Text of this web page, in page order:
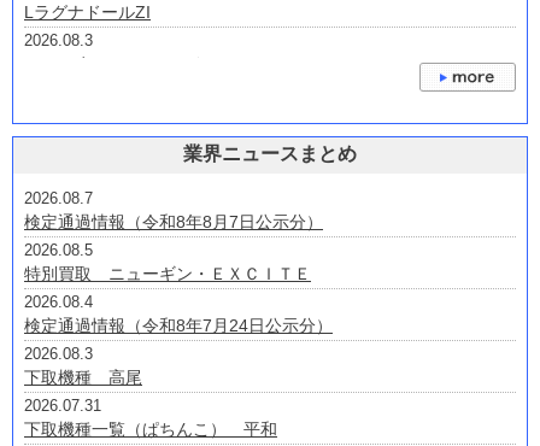
LラグナドールZI
2026.08.3
eノーゲーム・ノーライフV2B
2026.07.30
Lゴジラ対エヴァンゲリオン2S
2026.07.24
P大海物語4スペシャルプラスRCA
2026.07.24
P大海物語5スペシャルALTA2
業界ニュースまとめ
2026.08.7
検定通過情報（令和8年8月7日公示分）
2026.08.5
特別買取 ニューギン・ＥＸＣＩＴＥ
2026.08.4
検定通過情報（令和8年7月24日公示分）
2026.08.3
下取機種 高尾
2026.07.31
下取機種一覧（ぱちんこ） 平和